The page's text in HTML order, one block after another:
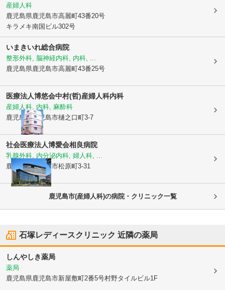
産婦人科
鹿児島県鹿児島市高麗町43番20号
キラメキ南国ビル302号
いまきいれ総合病院
整形外科, 脳神経内科, 内科, ...
鹿児島県鹿児島市高麗町43番25号
医療法人博悠会中村(哲)産婦人科内科
産婦人科, 内科, 麻酔科
鹿児島県鹿児島市樋之口町3-7
社会医療法人博愛会相良病院
乳腺外科, 内分泌内科, 婦人科, ...
鹿児島県鹿児島市松原町3-31
鹿児島市(産婦人科)の病院・クリニック一覧
石塚レディースクリニック 近隣の薬局
しんやしき薬局
薬局
鹿児島県鹿児島市新屋敷町2番5号村野タイルビル1F